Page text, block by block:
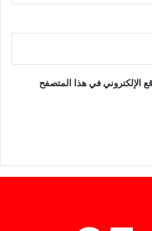
الإلكتروني في هذا المتصفح